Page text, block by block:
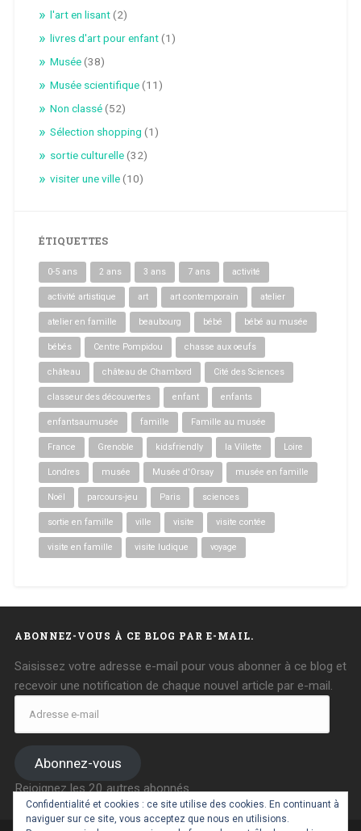
l'art en lisant(2)
livres d'art pour enfant(1)
Musée(38)
Musée scientifique(11)
Non classé(52)
Sélection shopping (1)
sortie culturelle(32)
visiter une ville(10)
ÉTIQUETTES
0-5 ans 2 ans 3 ans 7 ans activité
activité artistique art art contemporain atelier
atelier en famille beaubourg bébé bébé au musée
bébés Centre Pompidou chasse aux oeufs
château château de Chambord Cité des Sciences
classeur des découvertes enfant enfants
enfantsaumusée famille Famille au musée
France Grenoble kidsfriendly la Villette Loire
Londres musée Musée d'Orsay musée en famille
Noël parcours-jeu Paris sciences
sortie en famille ville visite visite contée
visite en famille visite ludique voyage
ABONNEZ-VOUS À CE BLOG PAR E-MAIL.
Saisissez votre adresse e-mail pour vous abonner à ce blog et
recevoir une notification de chaque nouvel article par e-mail.
Adresse
Abonnez-vous
Rejoignez les 20 autres abonnés
Confidentialité et cookies : ce site utilise des cookies. En continuant à
naviguer sur ce site, vous acceptez que nous en utilisions.